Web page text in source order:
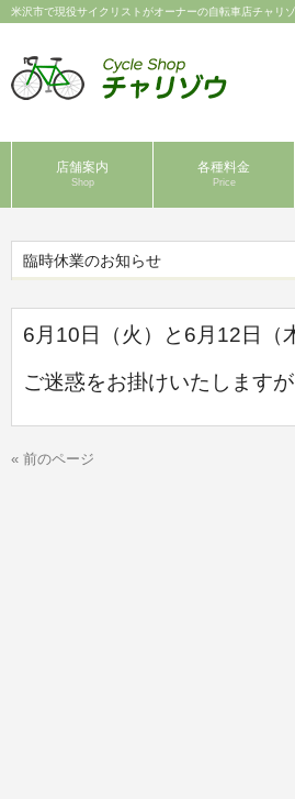
米沢市で現役サイクリストがオーナーの自転車店チャリ
店舗案内
Shop
各種料金
Price
臨時休業のお知らせ
6月10日（火）と6月12日（
ご迷惑をお掛けいたします
« 前のページ